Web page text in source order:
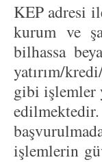
KEP adresi
kurum ve
bilhassa
yatırım/
gibi işlemler
işlemlerin